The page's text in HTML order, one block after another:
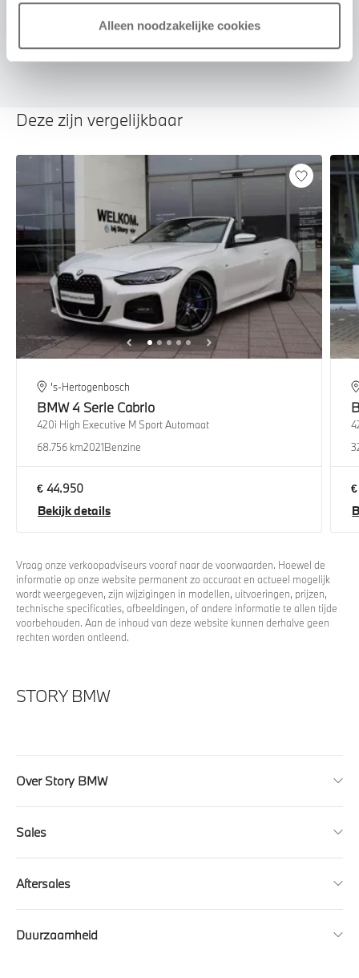
Alleen noodzakelijke cookies
We verrekenen de waarde van uw auto
Deze zijn vergelijkbaar
's-Hertogenbosch
BMW4 Serie Cabrio
420i High Executive M Sport Automaat
68.756 km2021Benzine
€ 44.950
Bekijk details
Vraag onze verkoopadviseurs vooraf naar de voorwaarden. Hoewel de
informatie op onze website permanent zo accuraat en actueel mogelijk
wordt weergegeven, zijn wijzigingen in modellen, uitvoeringen, prijzen,
technische specificaties, afbeeldingen, of andere informatie te allen tijde
voorbehouden. Aan de inhoud van deze website kunnen derhalve geen
rechten worden ontleend.
STORY BMW
Over Story BMW
Sales
Aftersales
Duurzaamheid